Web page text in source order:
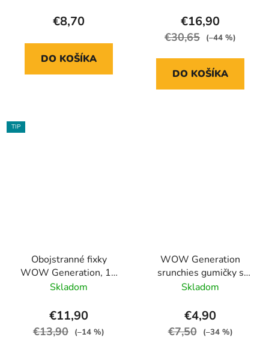
€8,70
DO KOŠÍKA
€16,90
€30,65 (–44 %)
DO KOŠÍKA
TIP
Obojstranné fixky
WOW Generation, 12
ks v balení
Skladom
€11,90
€13,90 (–14 %)
WOW Generation
srunchies gumičky s
kľúčenkou
Skladom
€4,90
€7,50 (–34 %)